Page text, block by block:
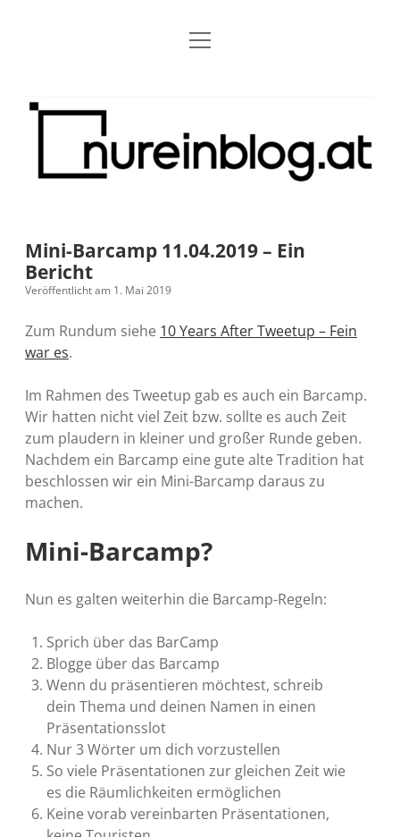
Blog
Archiv
Kontakt
Grundsätze Dropdown-
Kreativitätserklärung
Barrierefreiheit
Meine Fediverse Regeln
öffnen
barcamper.at – Die österreichische Barcamp Liste
Alleinr – Der Ruheraum im Web (externer Link)
S9y InfoCamp – Der Serendpity Podcast (externer
Impressum Dropdown-
Datenschutz
Microblog
Menü
Nur
Blog
Mini-Barcamp 11.04.2019 – Ein
Bericht
Veröffentlicht am 1. Mai 2019
Zum Rundum siehe 10 Years After Tweetup – Fein
war es.
Im Rahmen des Tweetup gab es auch ein Barcamp.
Wir hatten nicht viel Zeit bzw. sollte es auch Zeit
zum plaudern in kleiner und großer Runde geben.
Nachdem ein Barcamp eine gute alte Tradition hat
beschlossen wir ein Mini-Barcamp daraus zu
machen.
Mini-Barcamp?
Nun es galten weiterhin die Barcamp-Regeln:
Sprich über das BarCamp
Blogge über das Barcamp
Wenn du präsentieren möchtest, schreib
dein Thema und deinen Namen in einen
Präsentationsslot
Nur 3 Wörter um dich vorzustellen
So viele Präsentationen zur gleichen Zeit wie
es die Räumlichkeiten ermöglichen
Keine vorab vereinbarten Präsentationen,